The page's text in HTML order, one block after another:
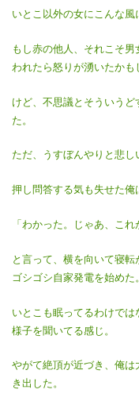
いとこ以外の女にこんな風
もし赤の他人、それこそ
われたら怒りが湧いたかも
けど、不思議とそういう
た。
ただ、うすぼんやりと悲し
押し問答する気も失せた俺
「わかった。じゃあ、これ
と言って、横を向いて寝
ゴシゴシ自家発電を始めた。
いとこも眠ってるわけで
様子を聞いてる感じ。
やがて絶頂が近づき、俺
き出した。